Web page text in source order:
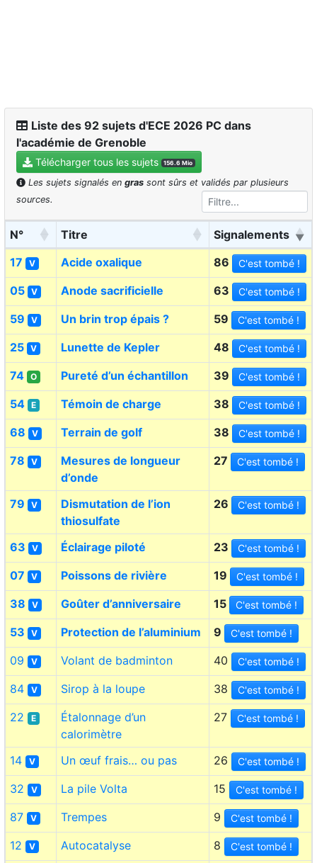
Liste des 92 sujets d'ECE 2026 PC dans
l'académie de Grenoble
Télécharger tous les sujets 156.6 Mio
Les sujets signalés en grassont sûrs et validés par plusieurs
sources.
N° Titre
Signalements
17 V Acide oxalique 86 C'est tombé !
05 V Anode sacrificielle 63 C'est tombé !
59 V Un brin trop épais ? 59 C'est tombé !
25 V Lunette de Kepler 48 C'est tombé !
74 O Pureté d’un échantillon 39 C'est tombé !
54 E Témoin de charge 38 C'est tombé !
68 V Terrain de golf 38 C'est tombé !
78 V
Mesures de longueur
d’onde
27 C'est tombé !
79 V
Dismutation de l’ion
thiosulfate
26 C'est tombé !
63 V Éclairage piloté 23 C'est tombé !
07 V Poissons de rivière 19 C'est tombé !
38 V Goûter d’anniversaire 15 C'est tombé !
53 V Protection de l’aluminium 9 C'est tombé !
09 V Volant de badminton 40 C'est tombé !
84 V Sirop à la loupe 38 C'est tombé !
22 E
Étalonnage d’un
calorimètre
27 C'est tombé !
14 V Un œuf frais… ou pas 26 C'est tombé !
32 V La pile Volta 15 C'est tombé !
87 V Trempes 9 C'est tombé !
12 V Autocatalyse 8 C'est tombé !